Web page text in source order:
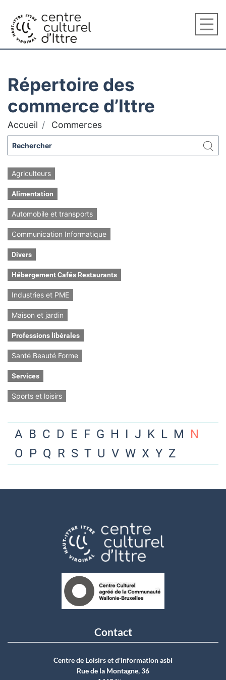
Répertoire des
commerce d’Ittre
Accueil Commerces
Agriculteurs
Alimentation
Automobile et transports
Communication Informatique
Divers
Hébergement Cafés Restaurants
Industries et PME
Maison et jardin
Professions libérales
Santé Beauté Forme
Services
Sports et loisirs
A B C D E F G H I J K L M N
O P Q R S T U V W X Y Z
Contact
Centre de Loisirs et d'Information asbI
Rue de la Montagne, 36